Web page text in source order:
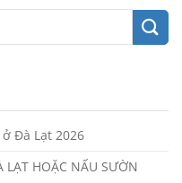
Đà Lạt 2026
LẠT HOẶC NẤU SƯỜN